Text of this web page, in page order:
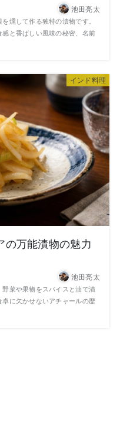
池田亮太
燻して作る独特の漬物です。
と香ばしい風味の秘密、名前
インド料理
の万能漬物の魅力
池田亮太
菜や果物をスパイスと油で漬
に欠かせないアチャールの歴